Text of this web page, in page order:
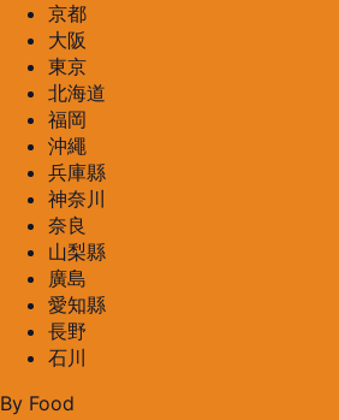
京都
大阪
東京
北海道
福岡
沖繩
兵庫縣
神奈川
奈良
山梨縣
廣島
愛知縣
長野
石川
By Food